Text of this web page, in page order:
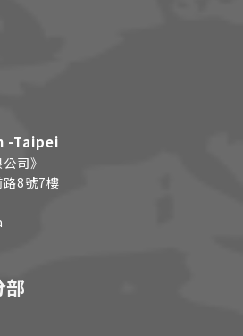
-Taipei
司》
路8號7樓
部